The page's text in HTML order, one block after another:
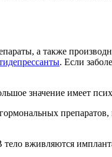
а также
. Если
значение имеет
вживляются